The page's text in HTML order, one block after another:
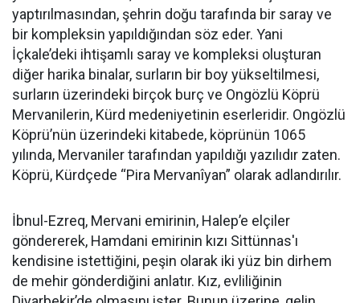
yaptırılmasından, şehrin doğu tarafında bir saray ve
bir kompleksin yapıldığından söz eder. Yani
İçkale’deki ihtişamlı saray ve kompleksi oluşturan
diğer harika binalar, surların bir boy yükseltilmesi,
surların üzerindeki birçok burç ve Ongözlü Köprü
Mervanilerin, Kürd medeniyetinin eserleridir. Ongözlü
Köprü’nün üzerindeki kitabede, köprünün 1065
yılında, Mervaniler tarafından yapıldığı yazılıdır zaten.
Köprü, Kürdçede “Pira Mervanîyan” olarak adlandırılır.
İbnul-Ezreq, Mervani emirinin, Halep’e elçiler
göndererek, Hamdani emirinin kızı Sittünnas'ı
kendisine istettiğini, peşin olarak iki yüz bin dirhem
de mehir gönderdiğini anlatır. Kız, evliliğinin